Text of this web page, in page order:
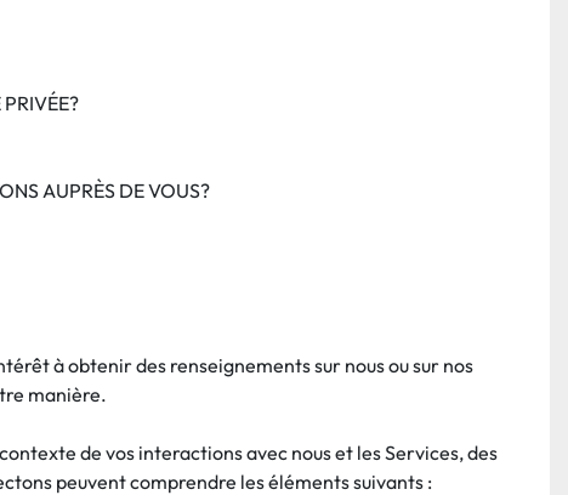
AUPRÈS DE VOUS?
à obtenir des renseignements sur nous ou sur nos
manière.
de vos interactions avec nous et les Services, des
peuvent comprendre les éléments suivants :